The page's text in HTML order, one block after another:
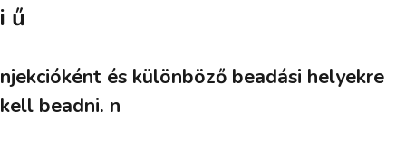
i ű
njekcióként és különböző beadási helyekre
kell beadni. n